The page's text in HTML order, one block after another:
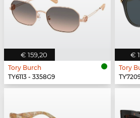
€ 159,20
Tory Burch
TY6113 - 3358G9
€
Tory